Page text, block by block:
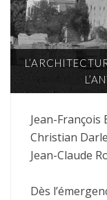
Jean-François
Christian
Jean-Claude
Dès